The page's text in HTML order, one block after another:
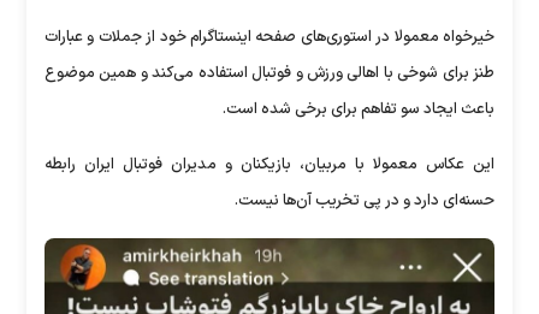
خیرخواه معمولا در استوری‌های صفحه اینستاگرام خود از جملات و عبارات
طنز برای شوخی با اهالی ورزش و فوتبال استفاده می‌کند و همین موضوع
باعث ایجاد سو تفاهم برای برخی شده است.
این عکاس معمولا با مربیان، بازیکنان و مدیران فوتبال ایران رابطه
حسنه‌ای دارد و در پی تخریب آن‌ها نیست.